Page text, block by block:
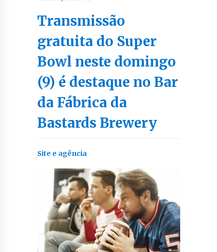
Transmissão
gratuita do Super
Bowl neste domingo
(9) é destaque no Bar
da Fábrica da
Bastards Brewery
Site e agência